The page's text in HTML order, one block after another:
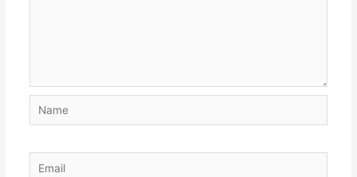
Name
Email